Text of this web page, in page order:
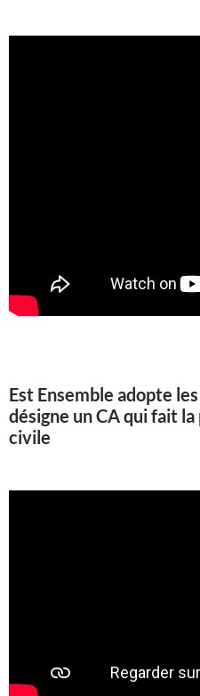
Est Ensemble adopte
désigne un CA qui fait
civile